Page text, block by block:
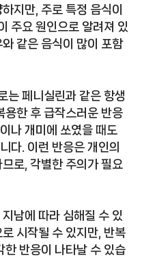
지만, 주로 특정 음식이
주요 원인으로 알려져 있
같은 음식이 많이 포함
는 페니실린과 같은 항생
용한 후 급작스러운 반응
나 개미에 쏘였을 때도
다. 이런 반응은 개인의
로, 각별한 주의가 필요
남에 따라 심해질 수 있
시작될 수 있지만, 반복
한 반응이 나타날 수 있습